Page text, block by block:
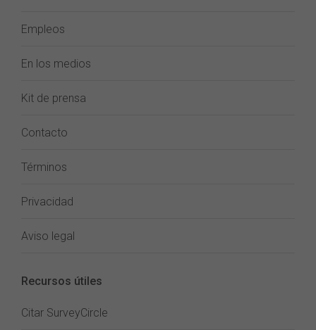
Empleos
En los medios
Kit de prensa
Contacto
Términos
Privacidad
Aviso legal
Recursos útiles
Citar SurveyCircle